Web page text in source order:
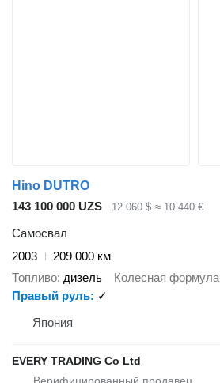
Hino DUTRO
143 100 000 UZS
12 060 $ ≈ 10 440 €
Самосвал
2003
209 000 км
Топливо дизель Колесная формула
Правый руль
✓
Япония
EVERY TRADING Co Ltd